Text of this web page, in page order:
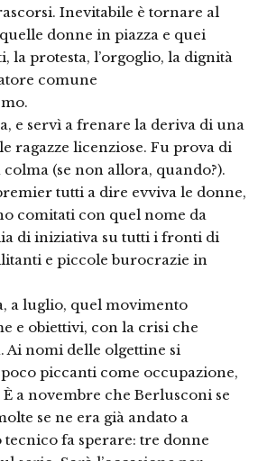
Inevitabile è tornare al
donne in piazza e quei
la protesta, l’orgoglio, la dignità
comune
e servì a frenare la deriva di una
ragazze licenziose. Fu prova di
(se non allora, quando?).
tutti a dire evviva le donne,
comitati con quel nome da
di iniziativa su tutti i fronti di
e piccole burocrazie in
a luglio, quel movimento
e obiettivi, con la crisi che
Ai nomi delle olgettine si
piccanti come occupazione,
a novembre che Berlusconi se
se ne era già andato a
fa sperare: tre donne